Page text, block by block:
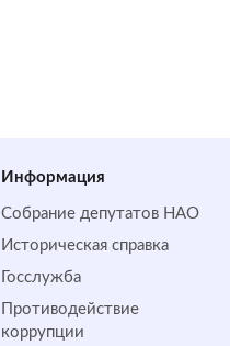
Информация
Собрание депутатов НАО
Историческая справка
Госслужба
Противодействие
коррупции